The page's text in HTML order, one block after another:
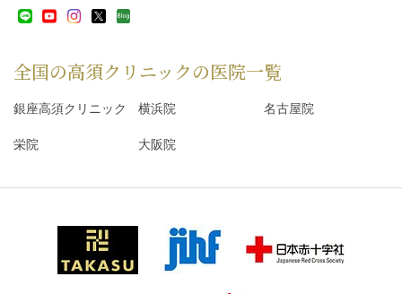
全国の高須クリニックの医院一覧
銀座高須クリニック 横浜院 名古屋院
栄院 大阪院